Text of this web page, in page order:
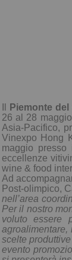
Piemonte del
26 al 28
Asia-Pacifico,
Vinexpo Hong
maggio presso
eccellenze
wine & food
Ad
Post-olimpico,
nell’area
Per il nostro
voluto essere
agroalimentare,
scelte
evento